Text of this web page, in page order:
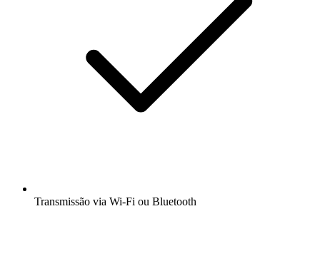
Transmissão via Wi-Fi ou Bluetooth